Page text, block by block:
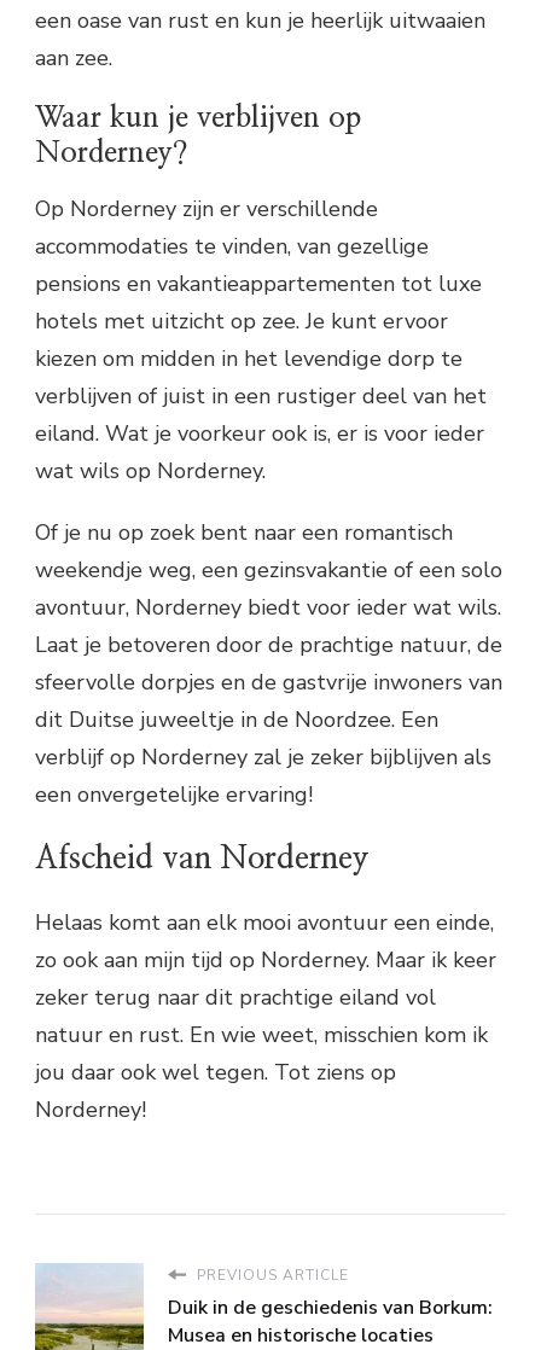
een oase van rust en kun je heerlijk uitwaaien
aan zee.
Waar kun je verblijven op
Norderney?
Op Norderney zijn er verschillende
accommodaties te vinden, van gezellige
pensions en vakantieappartementen tot luxe
hotels met uitzicht op zee. Je kunt ervoor
kiezen om midden in het levendige dorp te
verblijven of juist in een rustiger deel van het
eiland. Wat je voorkeur ook is, er is voor ieder
wat wils op Norderney.
Of je nu op zoek bent naar een romantisch
weekendje weg, een gezinsvakantie of een solo
avontuur, Norderney biedt voor ieder wat wils.
Laat je betoveren door de prachtige natuur, de
sfeervolle dorpjes en de gastvrije inwoners van
dit Duitse juweeltje in de Noordzee. Een
verblijf op Norderney zal je zeker bijblijven als
een onvergetelijke ervaring!
Afscheid van Norderney
Helaas komt aan elk mooi avontuur een einde,
zo ook aan mijn tijd op Norderney. Maar ik keer
zeker terug naar dit prachtige eiland vol
natuur en rust. En wie weet, misschien kom ik
jou daar ook wel tegen. Tot ziens op
Norderney!
PREVIOUS ARTICLE
Duik in de geschiedenis van Borkum:
Musea en historische locaties